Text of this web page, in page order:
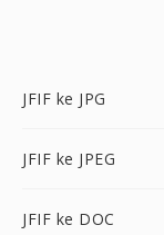
JFIF ke JPG
JFIF ke JPEG
JFIF ke DOC